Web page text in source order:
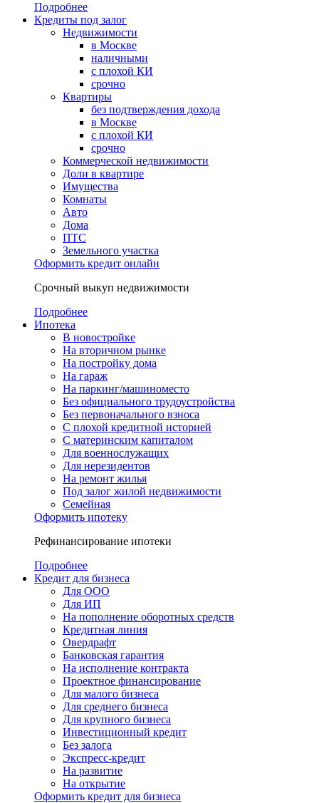
Подробнее
Кредиты под залог
Недвижимости
в Москве
наличными
с плохой КИ
срочно
Квартиры
без подтверждения дохода
в Москве
с плохой КИ
срочно
Коммерческой недвижимости
Доли в квартире
Имущества
Комнаты
Авто
Дома
ПТС
Земельного участка
Оформить кредит онлайн
Срочный выкуп недвижимости
Подробнее
Ипотека
В новостройке
На вторичном рынке
На постройку дома
На гараж
На паркинг/машиноместо
Без официального трудоустройства
Без первоначального взноса
С плохой кредитной историей
С материнским капиталом
Для военнослужащих
Для нерезидентов
На ремонт жилья
Под залог жилой недвижимости
Семейная
Оформить ипотеку
Рефинансирование ипотеки
Подробнее
Кредит для бизнеса
Для ООО
Для ИП
На пополнение оборотных средств
Кредитная линия
Овердрафт
Банковская гарантия
На исполнение контракта
Проектное финансирование
Для малого бизнеса
Для среднего бизнеса
Для крупного бизнеса
Инвестиционный кредит
Без залога
Экспресс-кредит
На развитие
На открытие
Оформить кредит для бизнеса